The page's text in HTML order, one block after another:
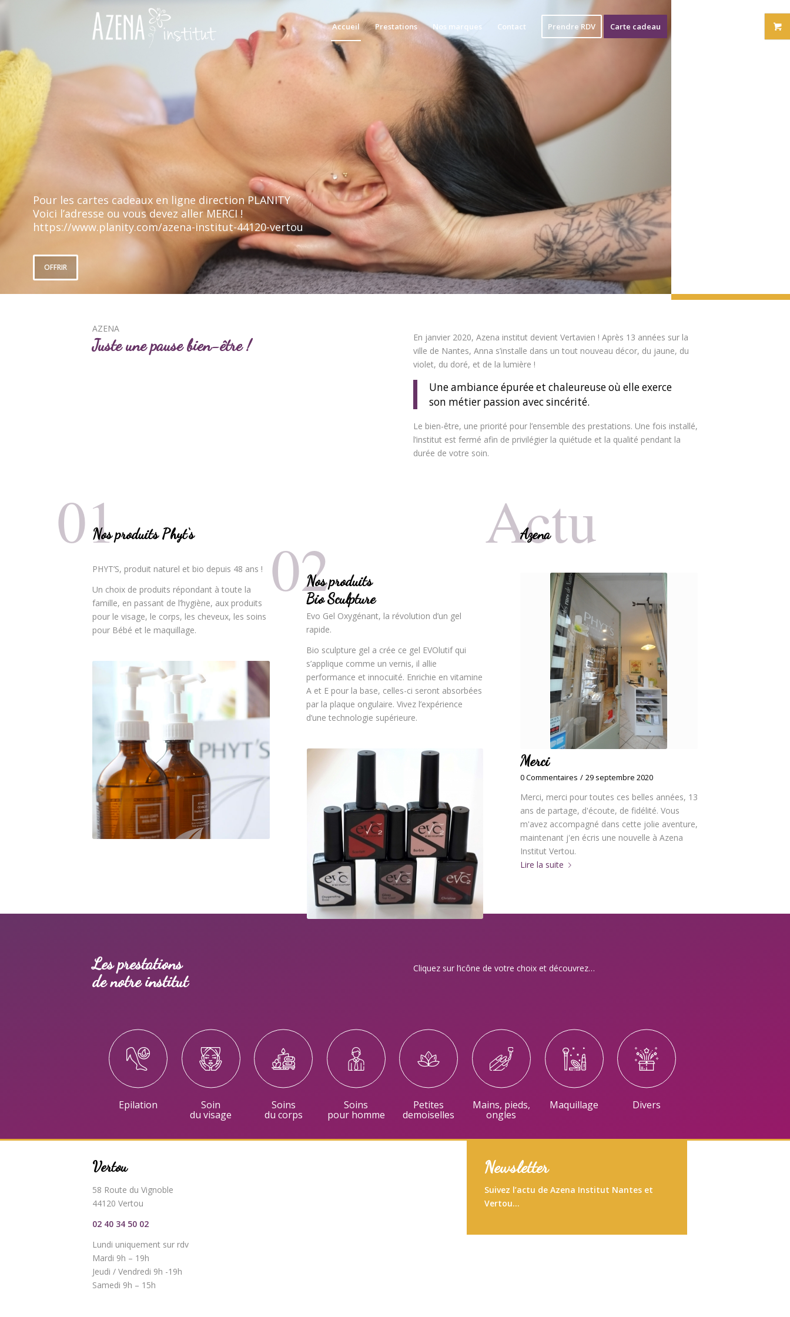
Accueil Prestations Nos marques Contact Prendre RDV Carte cadeau
Pour les cartes cadeaux en ligne direction PLANITY
Voici l’adresse ou vous devez aller MERCI !
https://www.planity.com/azena-institut-44120-vertou
OFFRIR
AZENA
Juste une pause bien-être !
En janvier 2020, Azena institut devient Vertavien ! Après 13 années sur la
ville de Nantes, Anna s’installe dans un tout nouveau décor, du jaune, du
violet, du doré, et de la lumière !
Une ambiance épurée et chaleureuse où elle exerce
son métier passion avec sincérité.
Le bien-être, une priorité pour l’ensemble des prestations. Une fois installé,
l’institut est fermé afin de privilégier la quiétude et la qualité pendant la
durée de votre soin.
Nos produits Phyt‘s
01
PHYT’S, produit naturel et bio depuis 48 ans !
Un choix de produits répondant à toute la
famille, en passant de l’hygiène, aux produits
pour le visage, le corps, les cheveux, les soins
pour Bébé et le maquillage.
Nos produits
Bio Sculpture
02
Evo Gel Oxygénant, la révolution d’un gel
rapide.
Bio sculpture gel a crée ce gel EVOlutif qui
s’applique comme un vernis, il allie
performance et innocuité. Enrichie en vitamine
A et E pour la base, celles-ci seront absorbées
par la plaque ongulaire. Vivez l’expérience
d’une technologie supérieure.
Azena
Actu
Merci
0 Commentaires / 29 septembre 2020
Merci, merci pour toutes ces belles années, 13
ans de partage, d'écoute, de fidélité. Vous
m'avez accompagné dans cette jolie aventure,
maintenant j'en écris une nouvelle à Azena
Institut Vertou.
Lire la suite
Les prestations
de notre institut
Cliquez sur l’icône de votre choix et découvrez…
Epilation Soin
du visage
Soins
du corps
Soins
pour homme
Petites
demoiselles
Mains, pieds,
ongles
Maquillage Divers
Vertou
58 Route du Vignoble
44120 Vertou
02 40 34 50 02
Lundi uniquement sur rdv
Mardi 9h – 19h
Jeudi / Vendredi 9h -19h
Samedi 9h – 15h
Newsletter
Suivez l’actu de Azena Institut Nantes et
Vertou…